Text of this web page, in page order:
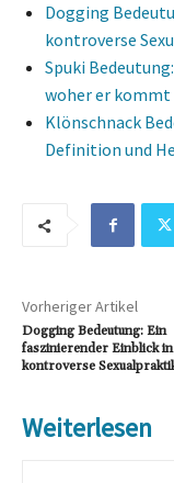
Dogging
kontroverse
Spuki
woher er kommt
Klönschnack
Definition und
Vorheriger Artikel
Dogging Bedeutung: Ein
faszinierender Einblick in
kontroverse
Weiterlesen